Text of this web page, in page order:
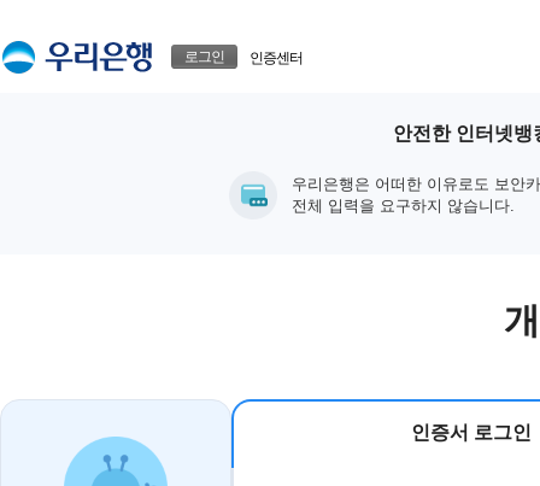
로그인 인증센터
안전한 인터넷뱅
우리은행은 어떠한 이유로도 보안
전체 입력을 요구하지 않습니다.
인증서 로그인